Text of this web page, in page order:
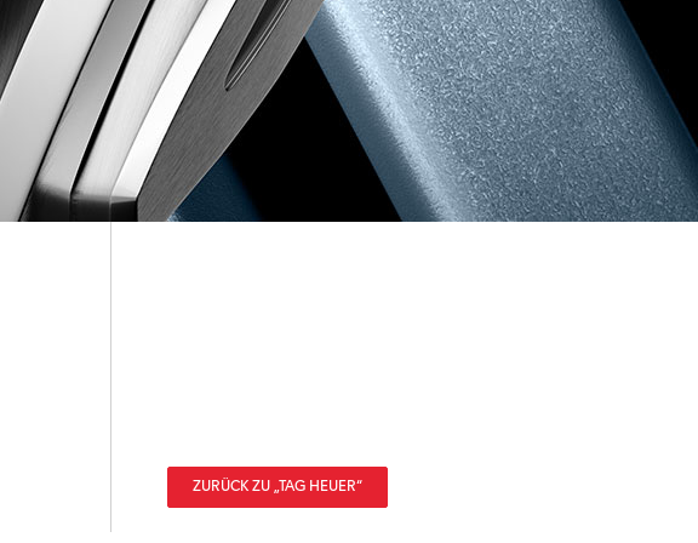
ZURÜCK ZU „TAG HEUER“